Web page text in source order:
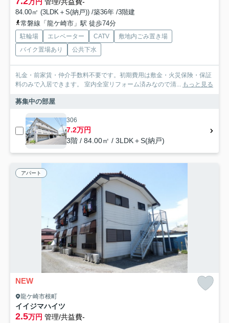
84.00㎡ (3LDK＋S(納戸)) /築36年 /3階建
常磐線「龍ケ崎市」駅 徒歩74分
駐輪場 エレベーター CATV
敷地内ごみ置き場
バイク置場あり
公共下水
礼金・前家賃・仲介手数料不要です。初期費用は敷金・火災保険・保証
料のみで入居できます。 室内全室リフォーム済みなので清... もっと見る
募集中の部屋
306
7.2万円
3階 / 84.00㎡ / 3LDK＋S(納戸)
アパート
NEW
龍ケ崎市根町
イイジマハイツ
2.5万円 管理/共益費-